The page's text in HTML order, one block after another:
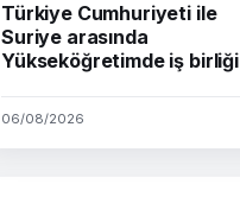
Türkiye Cumhuriyeti ile
Suriye arasında
Yükseköğretimde iş birliği
06/08/2026